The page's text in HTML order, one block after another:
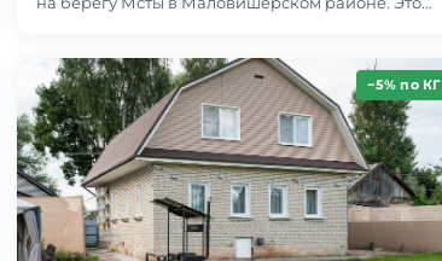
−5% по КГ